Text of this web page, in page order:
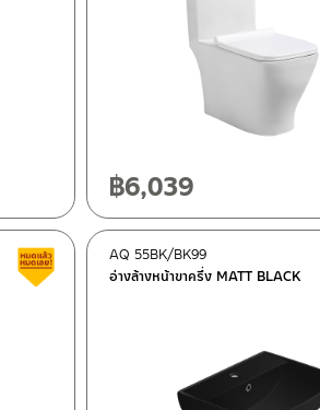
฿6,039
Clearance sale
อ่างล้างหน้าขาครึ่ง MATT BLACK
AQ 55BK/BK99